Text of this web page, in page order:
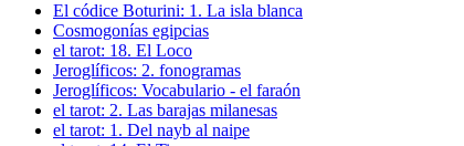
El códice Boturini: 1. La isla blanca
Cosmogonías egipcias
el tarot: 18. El Loco
Jeroglíficos: 2. fonogramas
Jeroglíficos: Vocabulario - el faraón
el tarot: 2. Las barajas milanesas
el tarot: 1. Del nayb al naipe